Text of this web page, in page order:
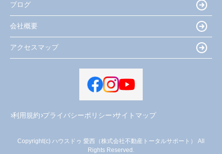
ブログ
会社概要
アクセスマップ
利用規約 プライバシーポリシー サイトマップ
Copyright(c) ハウスドゥ 愛西（株式会社不動産トータルサポート） All
Rights Reserved.